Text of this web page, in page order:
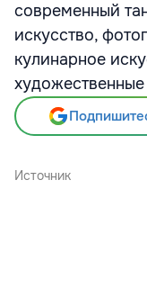
современный
искусство,
кулинарное
Источник